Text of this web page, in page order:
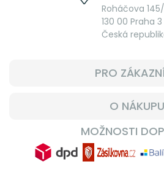
Roháčova
130 00 Praha
Česká
PRO
O NÁKUPU
MOŽNOSTI